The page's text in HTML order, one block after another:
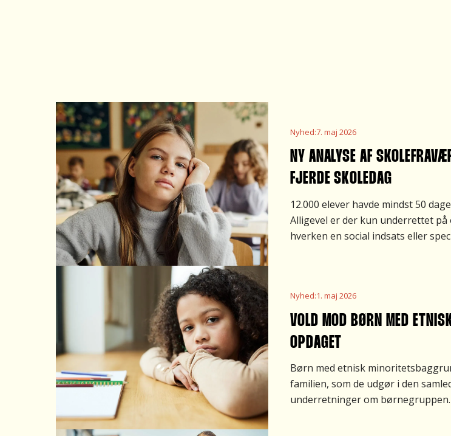
Nyhed:7. maj 2026
NY ANALYSE AF
FJERDE SKOLEDAG
12.000 elever havde mindst 50
Alligevel er der kun underrettet
hverken en social indsats eller
Nyhed:1. maj 2026
VOLD MOD BØRN MED
OPDAGET
Børn med etnisk
familien, som de udgør i den
underretninger om